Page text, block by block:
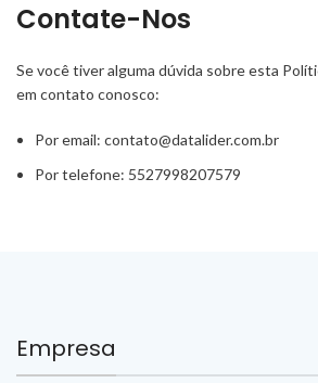
Contate-Nos
Se você tiver alguma dúvida sobre esta
em contato conosco:
Por email: contato@datalider.com.br
Por telefone: 5527998207579
Empresa